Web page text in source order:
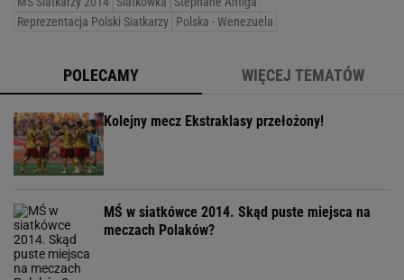
Reprezentacja Polski Siatkarzy Polska - Wenezuela
POLECAMY WIĘCEJ TEMATÓW
Kolejny mecz Ekstraklasy przełożony!
MŚ w siatkówce 2014. Skąd puste miejsca na
meczach Polaków?